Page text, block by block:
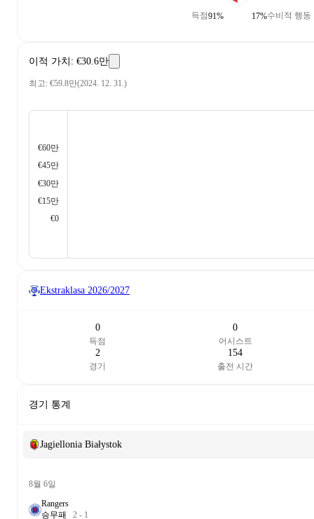
득점91% 수비적 행동
17%
이적 가치 : €30.6만
최고: €59.8만(2024. 12. 31.)
€60만
€45만
€30만
€15만
€0
Ekstraklasa 2026/2027
0
득점
0
어시스트
2
경기
154
출전 시간
경기 통계
Jagiellonia Białystok
8월 6일
Rangers
승무패 2 - 1